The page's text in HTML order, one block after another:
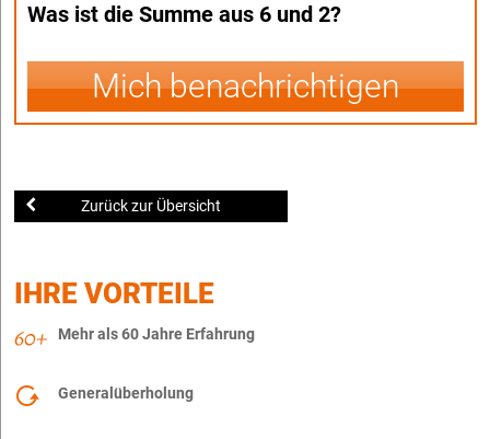
Was ist die Summe aus 6 und 2?
Mich benachrichtigen
Zurück zur Übersicht
IHRE VORTEILE
Mehr als 60 Jahre Erfahrung
Generalüberholung